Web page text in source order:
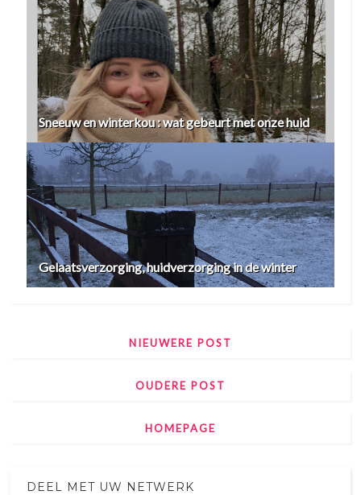
Sneeuw en winterkou : wat gebeurt met onze huid
Gelaatsverzorging, huidverzorging in de winter
NIEUWERE POST
OUDERE POST
HOMEPAGE
DEEL MET UW NETWERK